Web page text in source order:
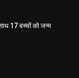
17 बच्चों को जन्म